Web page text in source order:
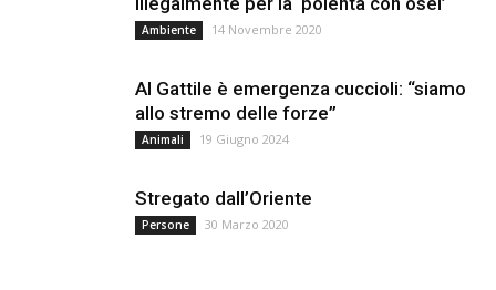
Ambiente 14 Novembre 2020
Al Gattile è emergenza cuccioli: “siamo
allo stremo delle forze”
Animali 19 Giugno 2024
Stregato dall’Oriente
Persone 30 Marzo 2020